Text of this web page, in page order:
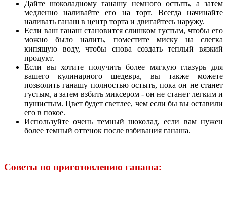
Дайте шоколадному ганашу немного остыть, а затем
медленно наливайте его на торт. Всегда начинайте
наливать ганаш в центр торта и двигайтесь наружу.
Если ваш ганаш становится слишком густым, чтобы его
можно было налить, поместите миску на слегка
кипящую воду, чтобы снова создать теплый вязкий
продукт.
Если вы хотите получить более мягкую глазурь для
вашего кулинарного шедевра, вы также можете
позволить ганашу полностью остыть, пока он не станет
густым, а затем взбить миксером - он не станет легким и
пушистым. Цвет будет светлее, чем если бы вы оставили
его в покое.
Используйте очень темный шоколад, если вам нужен
более темный оттенок после взбивания ганаша.
Советы по приготовлению ганаша: